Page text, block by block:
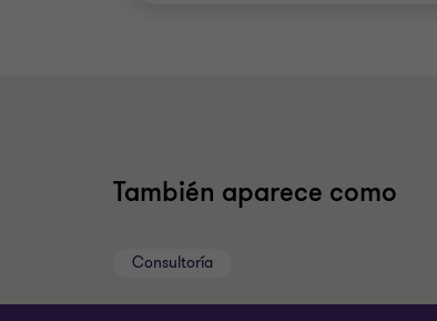
También aparece como
Consultoría